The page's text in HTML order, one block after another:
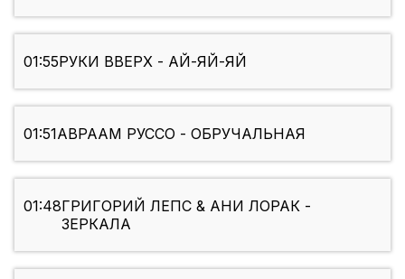
01:55РУКИ ВВЕРХ - АЙ-ЯЙ-ЯЙ
01:51АВРААМ РУССО - ОБРУЧАЛЬНАЯ
01:48ГРИГОРИЙ ЛЕПС & АНИ ЛОРАК -
ЗЕРКАЛА